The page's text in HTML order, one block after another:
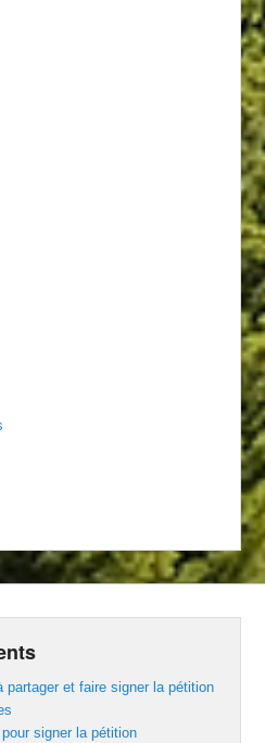
partager et faire signer la pétition
pour signer la pétition